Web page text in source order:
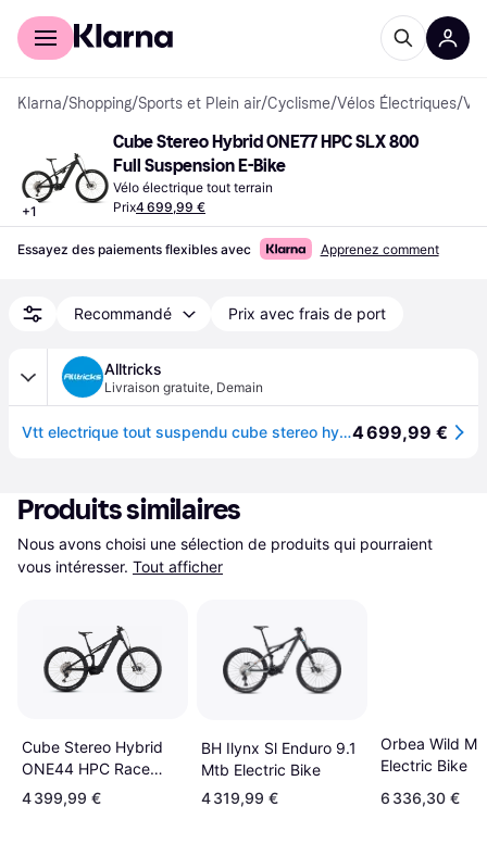
Acheter avec Klarna
Klarna/Shopping/Sports et Plein air/Cyclisme/Vélos Électriques/
+1
Cube Stereo Hybrid ONE77 HPC SLX 800
Full Suspension E-Bike
Vélo électrique tout terrain
Prix4 699,99 €
Essayez des paiements flexibles avec Apprenez comment
Recommandé Prix avec frais de port
Alltricks
Livraison gratuite, Demain
Vtt electrique tout suspendu cube stereo hybrid one77 hpc slx 800 12v 800 wh bosch 120 nm 29 27 5 noir blackline 20264 699,99 €
Produits similaires
Nous avons choisi une sélection de produits qui pourraient
vous intéresser. Tout afficher
Cube Stereo Hybrid
ONE44 HPC Race
800 2026
4 399,99 €
BH Ilynx Sl Enduro 9.1
Mtb Electric Bike
4 319,99 €
Orbea Wild
Electric Bike
6 336,30 €